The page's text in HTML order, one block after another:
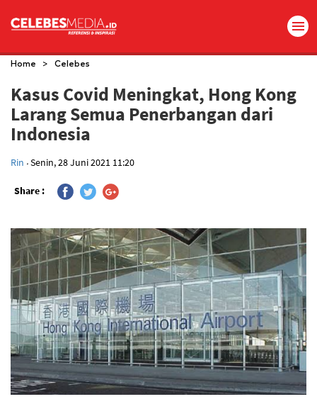
Home > Celebes
Kasus Covid Meningkat, Hong Kong
Larang Semua Penerbangan dari
Indonesia
Rin .Senin, 28 Juni 2021 11:20
Share :